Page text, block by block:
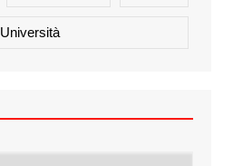
Università